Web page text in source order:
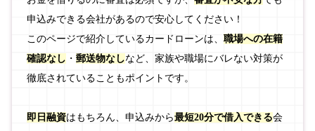
申込みできる会社があるので安心してください！
このページで紹介しているカードローンは、 職場への在籍
確認なし ・ 郵送物なしなど、家族や職場にバレない対策が
徹底されていることもポイントです。
即日融資はもちろん、申込みから最短20分で借入できる会